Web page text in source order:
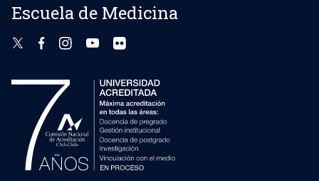
Escuela de Medicina